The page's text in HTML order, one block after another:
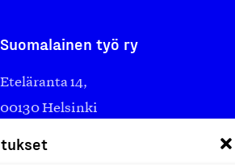
Suomalainen työ ry
Eteläranta 14,
00130 Helsinki